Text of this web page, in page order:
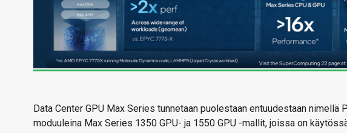
Data Center GPU Max Series tunnetaan puolestaan entuudestaan
moduuleina Max Series 1350 GPU- ja 1550 GPU -mallit, joissa on